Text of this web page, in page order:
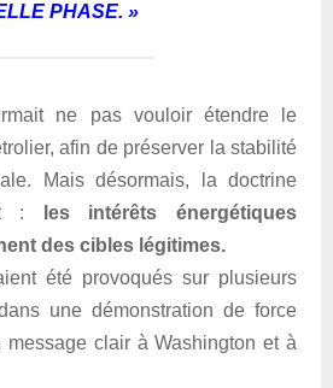
PHASE. »
ne pas vouloir étendre le
afin de préserver la stabilité
Mais désormais, la doctrine
:
les intérêts énergétiques
des cibles légitimes.
été provoqués sur plusieurs
une démonstration de force
clair à Washington et à